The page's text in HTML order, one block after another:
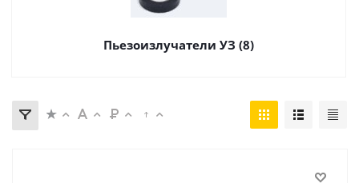
Пьезоизлучатели УЗ (8)